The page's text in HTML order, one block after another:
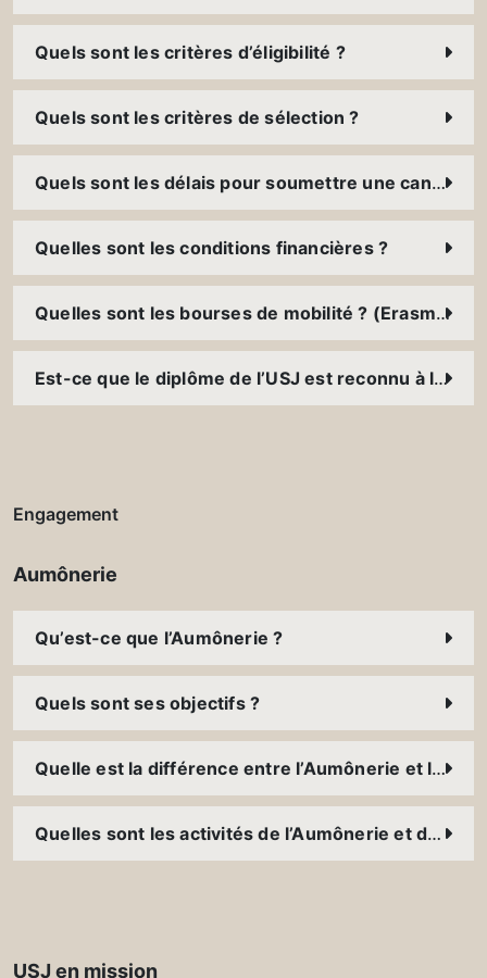
Quels sont les critères d’éligibilité ?
Quels sont les critères de sélection ?
Quels sont les délais pour soumettre une candidature ?
Quelles sont les conditions financières ?
Quelles sont les bourses de mobilité ? (Erasmus+, FUCE, bourses des ambassades, etc.)
Est-ce que le diplôme de l’USJ est reconnu à l’international ?
Engagement
Aumônerie
Qu’est-ce que l’Aumônerie ?
Quels sont ses objectifs ?
Quelle est la différence entre l’Aumônerie et la Pastorale ?
Quelles sont les activités de l’Aumônerie et de la Pastorale USJ ?
USJ en mission